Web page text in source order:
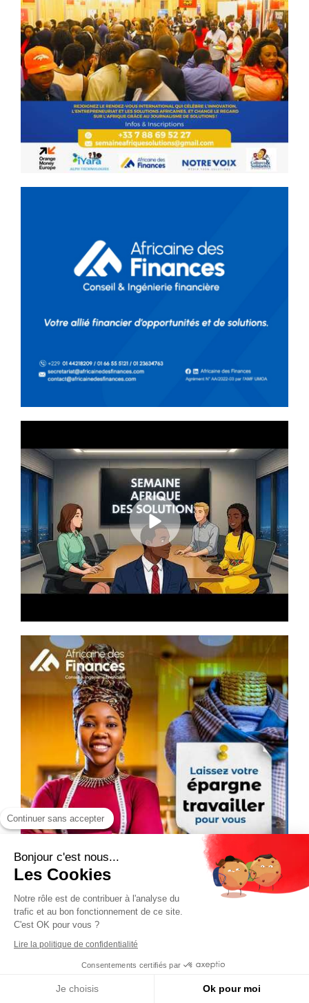
Continuer sans accepter
Bonjour c'est nous...
Les Cookies
Notre rôle est de contribuer à l'analyse du
trafic et au bon fonctionnement de ce site.
C'est OK pour vous ?
Lire la politique de confidentialité
Consentements certifiés par
Je choisis Ok pour moi